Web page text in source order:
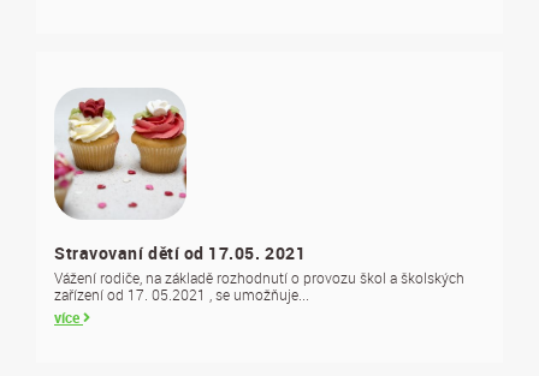
Stravovaní dětí od 17.05. 2021
Vážení rodiče, na základě rozhodnutí o provozu škol a školských
zařízení od 17. 05.2021 , se umožňuje...
více